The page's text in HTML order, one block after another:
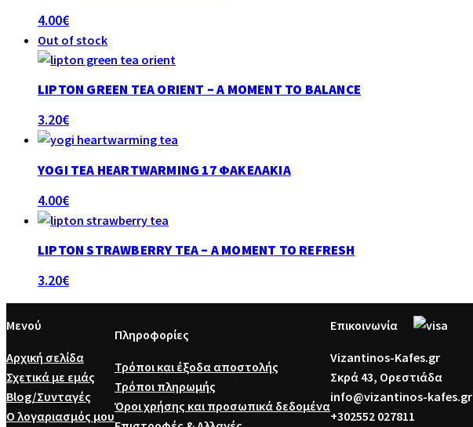
4.00€
Out of stock
LIPTON GREEN TEA ORIENT – A MOMENT TO BALANCE
3.20€
YOGI TEA HEARTWARMING 17 ΦΑΚΕΛΆΚΙΑ
4.00€
LIPTON STRAWBERRY TEA – A MOMENT TO REFRESH
3.20€
Μενού
Αρχική σελίδα
Σχετικά με εμάς
Blog/Συνταγές
Ο λογαριασμός μου
Πληροφορίες
Τρόποι και έξοδα αποστολής
Τρόποι πληρωμής
Όροι χρήσης και προσωπικά δεδομένα
Επικοινωνία
Vizantinos-Kafes.gr
Σκρά 43, Ορεστιάδα
info@vizantinos-kafes.gr
+302552 027811